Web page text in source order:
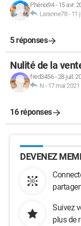
Phénix94- 15 avr.
Laranne78- 11
5 réponses
Nulité de la
fred3456-28 juil.
N - 17 mai 2021
16 réponses
DEVENEZ
Suivez
plus de